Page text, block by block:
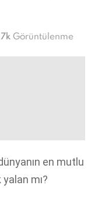
Görüntülenme
en mutlu
mı?